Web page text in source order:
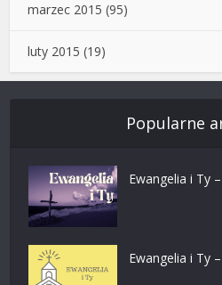
marzec 2015 (95)
luty 2015 (19)
Popularne
Ewangelia i Ty
Ewangelia i Ty